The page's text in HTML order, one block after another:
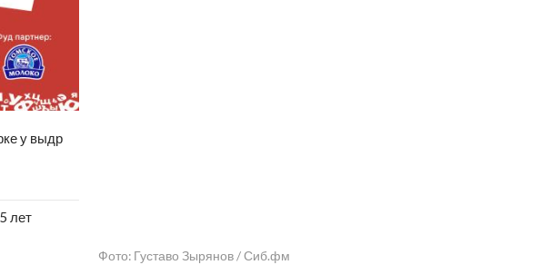
у выдр
лет
Фото: Густаво Зырянов / Сиб.фм